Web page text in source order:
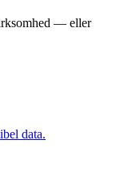
— eller
data.